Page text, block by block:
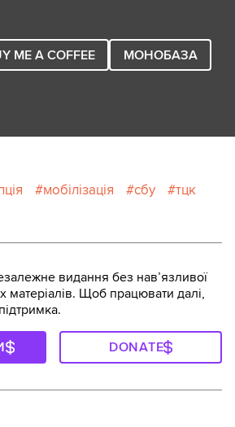
ME A COFFEE
МОНОБАЗА
мобілізація сбу тцк
видання без навʼязливої
матеріалів. Щоб працювати далі,
DONATE